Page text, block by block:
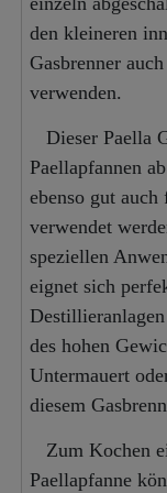
den kleineren
Gasbrenner
verwenden.
Dieser Paella
Paellapfannen
ebenso gut
verwendet
speziellen
eignet sich
des hohen
Untermauert
diesem
Zum Kochen
Paellapfanne